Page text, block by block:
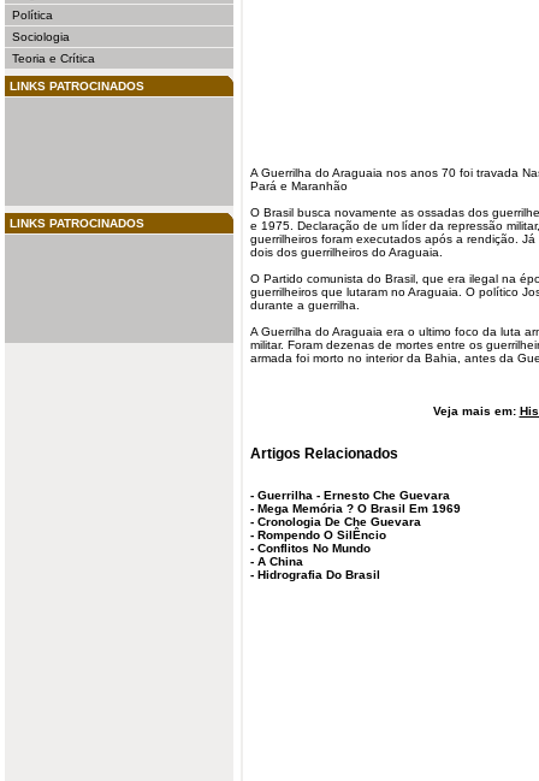
Política
Sociologia
Teoria e Crítica
LINKS PATROCINADOS
LINKS PATROCINADOS
A Guerrilha do Araguaia nos anos 70 foi travada
Pará e Maranhão
O Brasil busca novamente as ossadas dos
e 1975. Declaração de um líder da repressão
guerrilheiros foram executados após a rendição.
dois dos guerrilheiros do Araguaia.
O Partido comunista do Brasil, que era ilegal na
guerrilheiros que lutaram no Araguaia. O político
durante a guerrilha.
A Guerrilha do Araguaia era o ultimo foco da luta
militar. Foram dezenas de mortes entre os
armada foi morto no interior da Bahia, antes da
Veja mais em:
Artigos Relacionados
- Guerrilha - Ernesto Che Guevara
- Mega Memória ? O Brasil Em 1969
- Cronologia De Che Guevara
- Rompendo O SilÊncio
- Conflitos No Mundo
- A China
- Hidrografia Do Brasil